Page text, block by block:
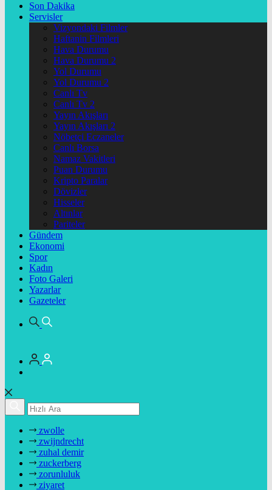
Son Dakika
Servisler
Vizyondaki Filmler
Haftanin Filmleri
Hava Durumu
Hava Durumu 2
Yol Durumu
Yol Durumu 2
Canlı Tv
Canlı Tv 2
Yayın Akışları
Yayın Akışları 2
Nöbetçi Eczaneler
Canlı Borsa
Namaz Vakitleri
Puan Durumu
Kripto Paralar
Dövizler
Hisseler
Altınlar
Pariteler
Gündem
Ekonomi
Spor
Kadın
Foto Galeri
Yazarlar
Gazeteler
zwolle
zwijndrecht
zuhal demir
zuckerberg
zorunluluk
ziyaret